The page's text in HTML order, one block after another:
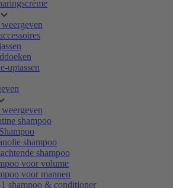
uptassen
shampoo
shampoo
shampoo
voor volume
voor mannen
shampoo & conditioner